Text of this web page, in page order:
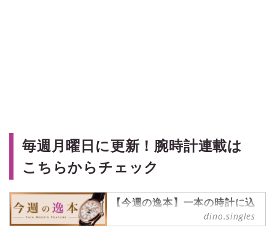
毎週月曜日に更新！腕時計連載は
こちらからチェック
【今週の逸本】一本の時計に込
められた魅力を、丁寧に読み解
く連載
dino.singles